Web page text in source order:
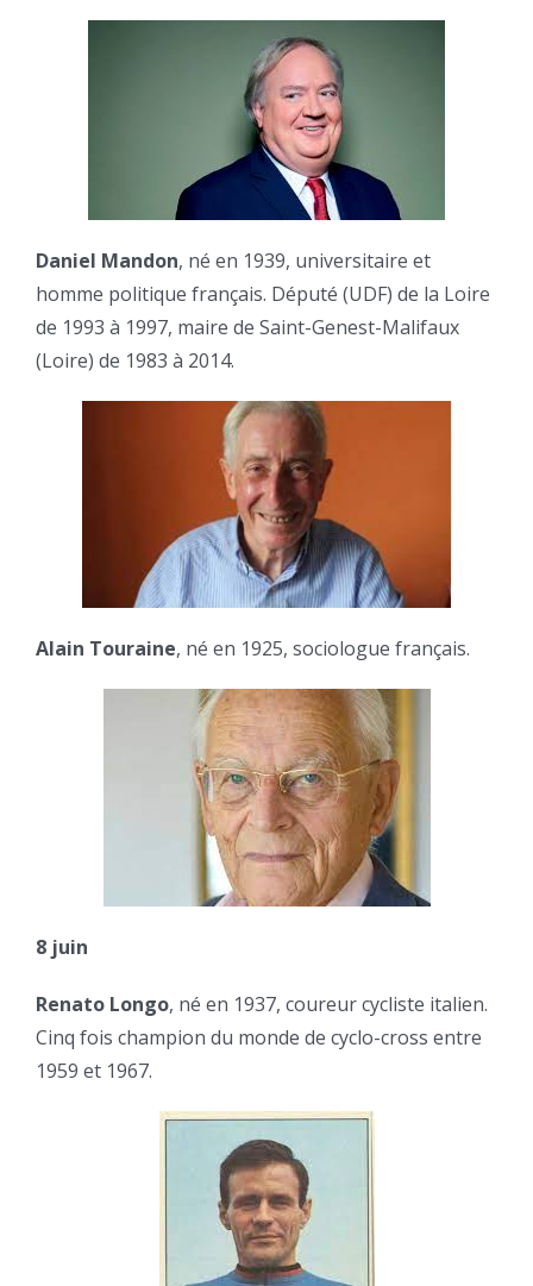
Daniel Mandon, né en 1939, universitaire et
homme politique français. Député (UDF) de la Loire
de 1993 à 1997, maire de Saint-Genest-Malifaux
(Loire) de 1983 à 2014.
Alain Touraine, né en 1925, sociologue français.
8 juin
Renato Longo, né en 1937, coureur cycliste italien.
Cinq fois champion du monde de cyclo-cross entre
1959 et 1967.